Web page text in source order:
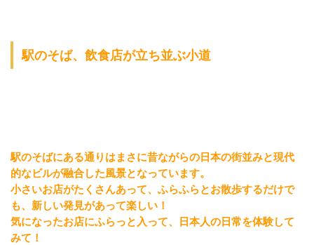
駅のそば、飲食店が立ち並ぶ小道
駅のそばにある通りはまさに昔ながらの日本の街並みと現代
的なビルが融合した風景となっています。
小さいお店がたくさんあって、ふらふらとお散歩するだけで
も、新しい発見があって楽しい！
気になったお店にふらっと入って、日本人の日常を体験して
みて！